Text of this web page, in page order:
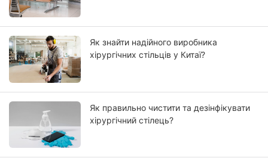
Як знайти надійного виробника
хірургічних стільців у Китаї?
Як правильно чистити та дезінфікувати
хірургічний стілець?